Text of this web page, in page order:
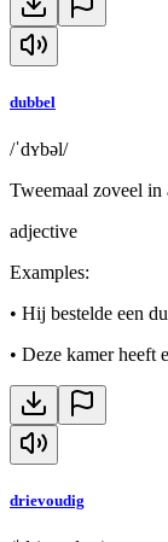
dubbel
/ˈdʏbəl/
Tweemaal zoveel
adjective
Examples:
• Hij bestelde een
• Deze kamer heeft
drievoudig